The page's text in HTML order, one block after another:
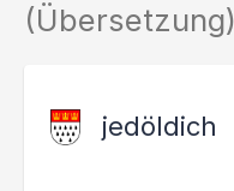
(Übersetzung)
jedöldich